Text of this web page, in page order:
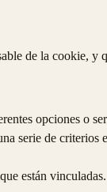
de la cookie, y
opciones o
serie de
están vinculadas.